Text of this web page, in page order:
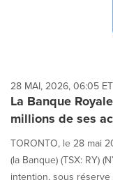
28 MAI, 2026, 06:05 ET
La Banque
millions de ses
TORONTO, le 28 mai
(la Banque) (TSX: RY)
intention, sous réserve